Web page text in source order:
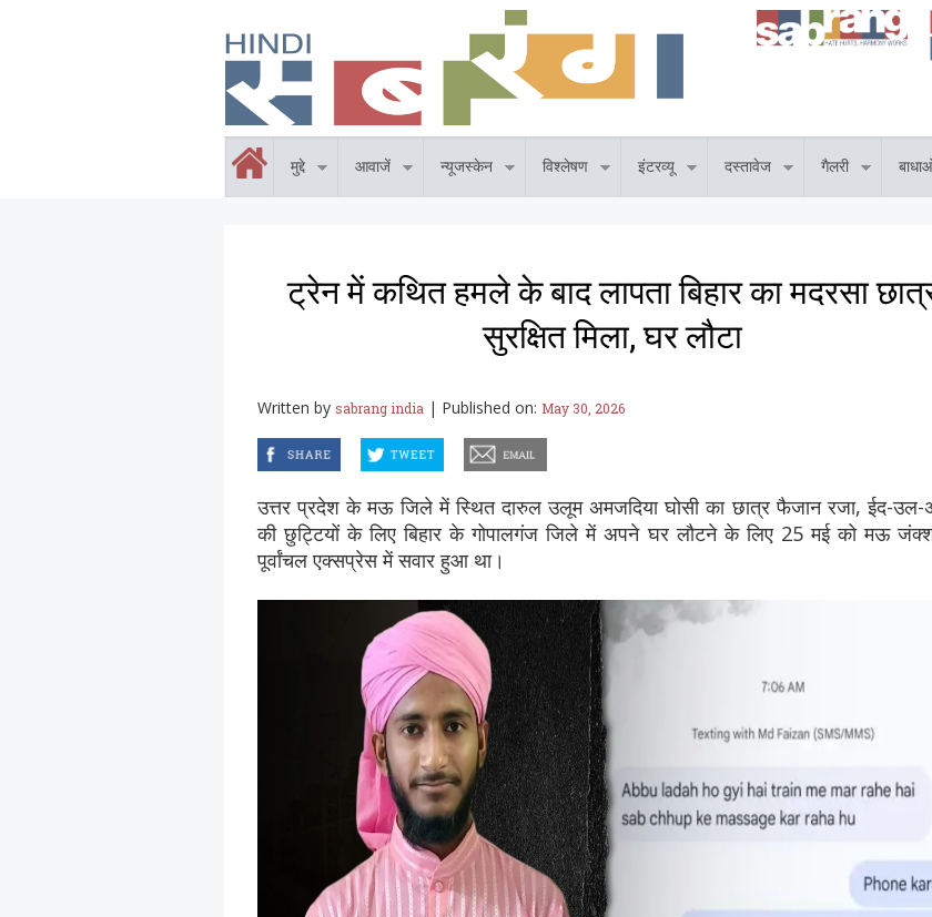
मुद्दे आवाजें न्यूजस्केन विश्लेषण इंटरव्यू दस्तावेज गैलरी
ट्रेन में कथित हमले के बाद लापता बिहार का मदरसा
सुरक्षित मिला, घर लौटा
Written by sabrang india | Published on: May 30, 2026
उत्तर प्रदेश के मऊ जिले में स्थित दारुल उलूम अमजदिया घोसी का छात्र फैजान रजा, ईद-उल-
की छुट्टियों के लिए बिहार के गोपालगंज जिले में अपने घर लौटने के लिए 25 मई को मऊ
पूर्वांचल एक्सप्रेस में सवार हुआ था।